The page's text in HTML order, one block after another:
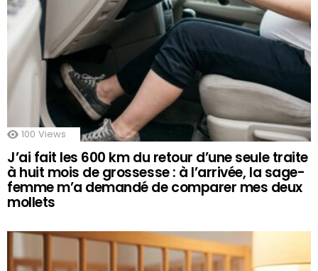
100 Views
J’ai fait les 600 km du retour d’une seule traite
à huit mois de grossesse : à l’arrivée, la sage-
femme m’a demandé de comparer mes deux
mollets